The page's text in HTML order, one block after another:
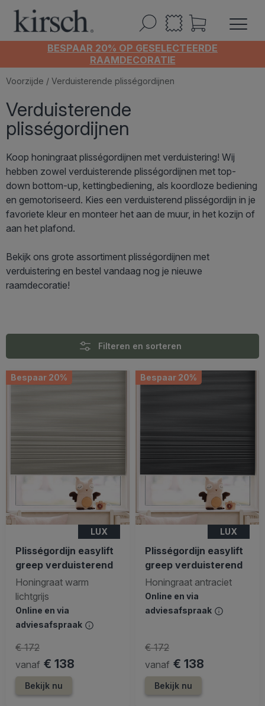
BESPAAR 20% OP GESELECTEERDE
RAAMDECORATIE
Voorzijde / Verduisterende plisségordijnen
Verduisterende
plisségordijnen
Koop honingraat plisségordijnen met verduistering! Wij
hebben zowel verduisterende plisségordijnen met top-
down bottom-up, kettingbediening, als koordloze bediening
en gemotoriseerd. Kies een verduisterend plisségordijn in je
favoriete kleur en monteer het aan de muur, in het kozijn of
aan het plafond.
Bekijk ons grote assortiment plisségordijnen met
verduistering en bestel vandaag nog je nieuwe
raamdecoratie!
Filteren en sorteren
Bespaar 20%
LUX
Plisségordijn easylift
greep verduisterend
Honingraat warm
lichtgrijs
Online en via
adviesafspraak
vanaf € 138
€ 172
Bekijk nu
Bespaar 20%
LUX
Plisségordijn easylift
greep verduisterend
Honingraat antraciet
Online en via
adviesafspraak
vanaf € 138
€ 172
Bekijk nu